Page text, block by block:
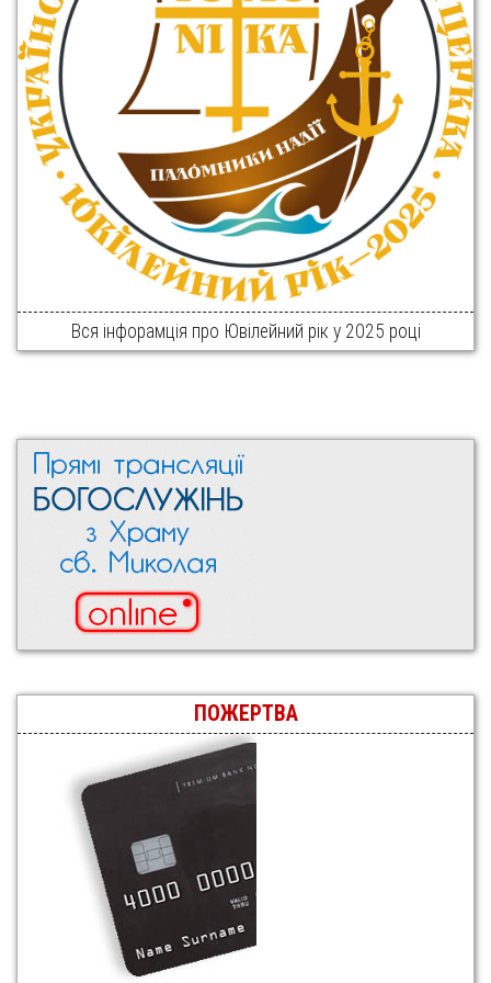
Вся інфорамція про Ювілейний рік у 2025 році
ПОЖЕРТВА